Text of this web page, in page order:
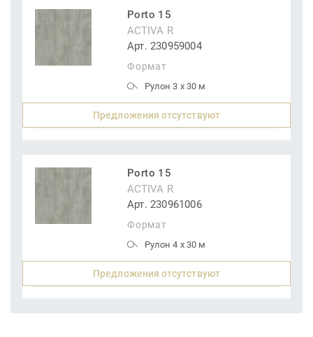
Porto 15
ACTIVA R
Арт. 230959004
Формат
Рулон 3 x 30 м
Предложения отсутствуют
Porto 15
ACTIVA R
Арт. 230961006
Формат
Рулон 4 x 30 м
Предложения отсутствуют